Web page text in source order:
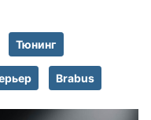
Тюнинг
Brabus